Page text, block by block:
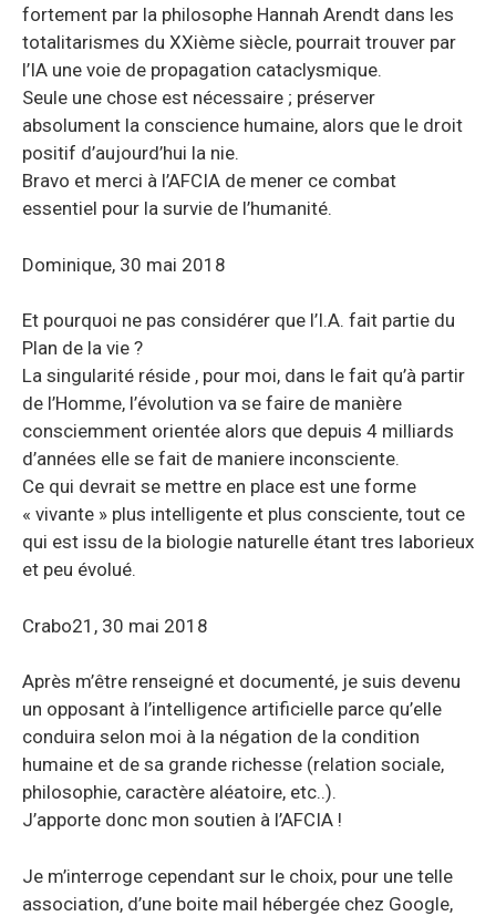
fortement par la philosophe Hannah Arendt dans les
totalitarismes du XXième siècle, pourrait trouver par
l’IA une voie de propagation cataclysmique.
Seule une chose est nécessaire ; préserver
absolument la conscience humaine, alors que le droit
positif d’aujourd’hui la nie.
Bravo et merci à l’AFCIA de mener ce combat
essentiel pour la survie de l’humanité.
Dominique, 30 mai 2018
Et pourquoi ne pas considérer que l’I.A. fait partie du
Plan de la vie ?
La singularité réside , pour moi, dans le fait qu’à partir
de l’Homme, l’évolution va se faire de manière
consciemment orientée alors que depuis 4 milliards
d’années elle se fait de maniere inconsciente.
Ce qui devrait se mettre en place est une forme
« vivante » plus intelligente et plus consciente, tout ce
qui est issu de la biologie naturelle étant tres laborieux
et peu évolué.
Crabo21, 30 mai 2018
Après m’être renseigné et documenté, je suis devenu
un opposant à l’intelligence artificielle parce qu’elle
conduira selon moi à la négation de la condition
humaine et de sa grande richesse (relation sociale,
philosophie, caractère aléatoire, etc..).
J’apporte donc mon soutien à l’AFCIA !
Je m’interroge cependant sur le choix, pour une telle
association, d’une boite mail hébergée chez Google,